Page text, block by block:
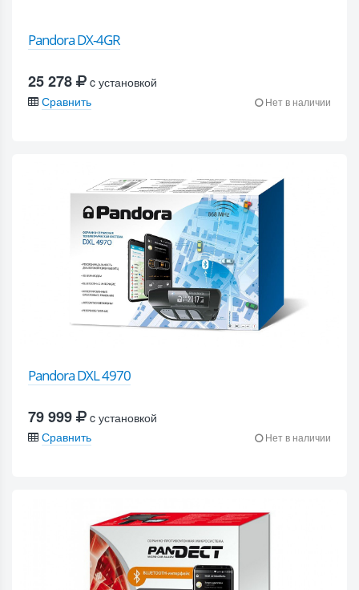
Pandora DX-4GR
25 278
c установкой
Сравнить
Нет в наличии
Pandora DXL 4970
79 999
c установкой
Сравнить
Нет в наличии